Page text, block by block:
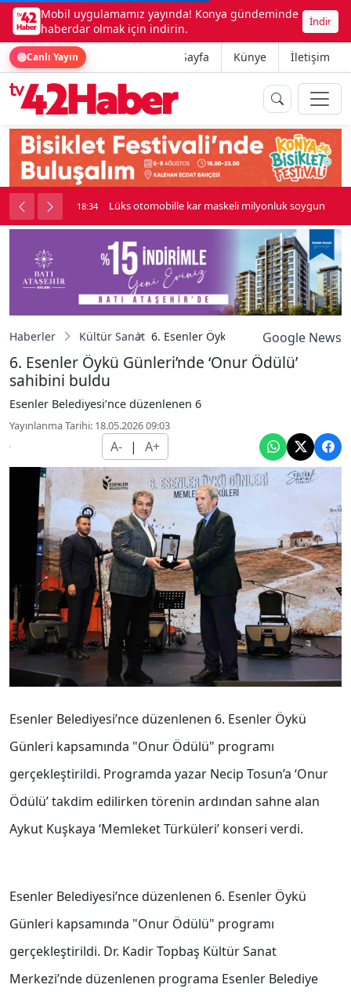
Mobil uygulamamız yayında! Konya gündeminde
haberdar olmak için indirin.
İndir
Canlı Yayın Ana Sayfa Künye İletişim
kavga çıktı 18:34 Lüks otomobille kar maskeli milyonluk soygun
Haberler Kültür Sanat 6. Esenler Öykü Günleri’nde ‘Onur
Google News
6. Esenler Öykü Günleri’nde ‘Onur Ödülü’
sahibini buldu
Esenler Belediyesi’nce düzenlenen 6
Yayınlanma Tarihi: 18.05.2026 09:03
A- | A+
Esenler Belediyesi’nce düzenlenen 6. Esenler Öykü
Günleri kapsamında "Onur Ödülü" programı
gerçekleştirildi. Programda yazar Necip Tosun’a ‘Onur
Ödülü’ takdim edilirken törenin ardından sahne alan
Aykut Kuşkaya ‘Memleket Türküleri’ konseri verdi.
Esenler Belediyesi’nce düzenlenen 6. Esenler Öykü
Günleri kapsamında "Onur Ödülü" programı
gerçekleştirildi. Dr. Kadir Topbaş Kültür Sanat
Merkezi’nde düzenlenen programa Esenler Belediye